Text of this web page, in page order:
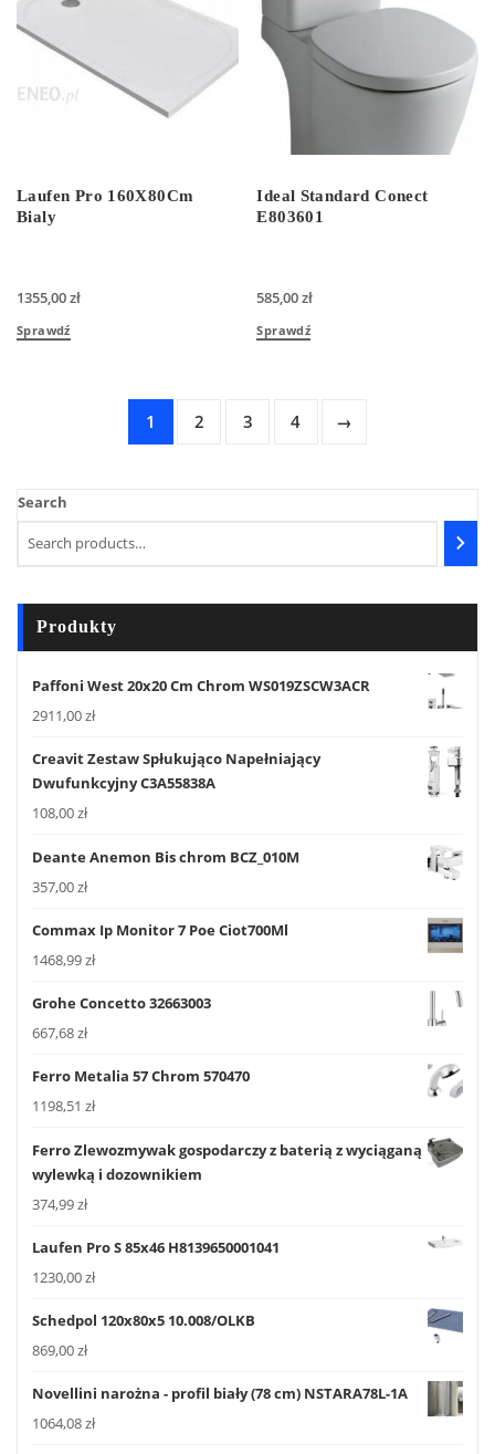
Laufen Pro 160X80Cm
Bialy
1355,00zł
Sprawdź
Ideal Standard Conect
E803601
585,00zł
Sprawdź
1 2 3 4 →
Search
Produkty
Paffoni West 20x20 Cm Chrom WS019ZSCW3ACR
2911,00zł
Creavit Zestaw Spłukująco Napełniający
Dwufunkcyjny C3A55838A
108,00zł
Deante Anemon Bis chrom BCZ_010M
357,00zł
Commax Ip Monitor 7 Poe Ciot700Ml
1468,99zł
Grohe Concetto 32663003
667,68zł
Ferro Metalia 57 Chrom 570470
1198,51 zł
Ferro Zlewozmywak gospodarczy z baterią z wyciąganą
wylewką i dozownikiem
374,99zł
Laufen Pro S 85x46 H8139650001041
1230,00zł
Schedpol 120x80x5 10.008/OLKB
869,00zł
Novellini narożna - profil biały (78 cm) NSTARA78L-1A
1064,08zł